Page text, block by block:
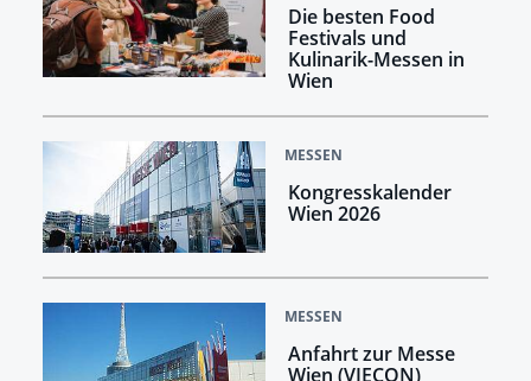
Die besten Food
Festivals und
Kulinarik-Messen in
Wien
MESSEN
Kongresskalender
Wien 2026
MESSEN
Anfahrt zur Messe
Wien (VIECON)